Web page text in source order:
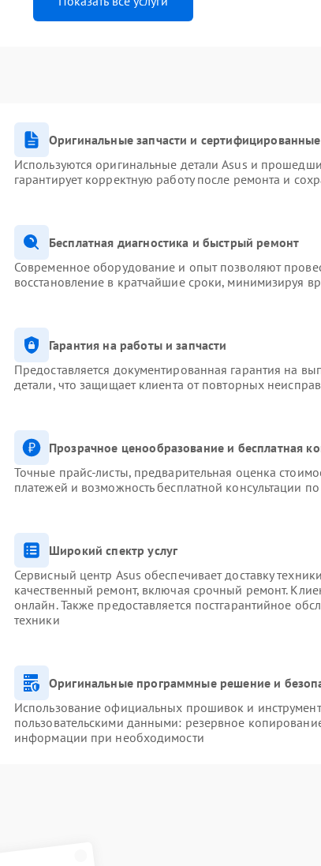
Оригинальные запчасти и
Используются оригинальные детали Asus и
гарантирует корректную работу после ремонта и
Бесплатная диагностика и быстрый ремонт
Современное оборудование и опыт позволяют
восстановление в кратчайшие сроки, минимизируя
Гарантия на работы и запчасти
Предоставляется документированная гарантия на
детали, что защищает клиента от повторных
Прозрачное ценообразование и бесплатная
Точные прайс-листы, предварительная оценка
платежей и возможность бесплатной консультации
Широкий спектр услуг
Сервисный центр Asus обеспечивает доставку
качественный ремонт, включая срочный ремонт.
онлайн. Также предоставляется постгарантийное
техники
Оригинальные программные решение и
Использование официальных прошивок и
пользовательскими данными: резервное
информации при необходимости